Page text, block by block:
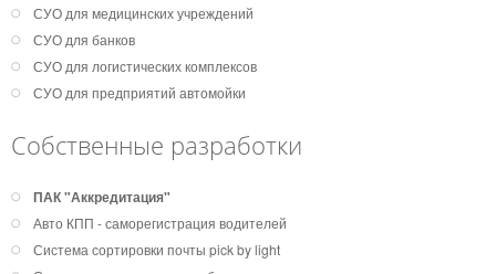
СУО для медицинских учреждений
СУО для банков
СУО для логистических комплексов
СУО для предприятий автомойки
Собственные разработки
ПАК "Аккредитация"
Авто КПП - саморегистрация водителей
Система сортировки почты pick by light